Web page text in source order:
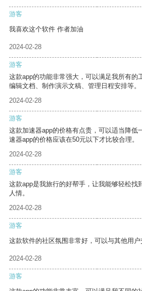
游客
我喜欢这个软件 作者加油
2024-02-28
游客
这款app的功能非常强大，可以满足我所有的
编辑文档、制作演示文稿、管理日程安排等。
2024-02-28
游客
这款加速器app的价格有点贵，可以适当降低
速器app的价格应该在50元以下才比较合理。
2024-02-28
游客
这款app是我旅行的好帮手，让我能够轻松找
人情。
2024-02-28
游客
这款软件的社区氛围非常好，可以与其他用户
2024-02-28
游客